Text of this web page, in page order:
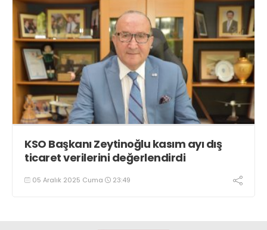
KSO Başkanı Zeytinoğlu kasım ayı dış
ticaret verilerini değerlendirdi
05 Aralık 2025 Cuma 23:49